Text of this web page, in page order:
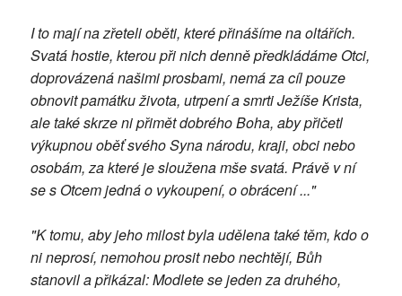
I to mají na zřeteli oběti, které přinášíme na oltářích.
Svatá hostie, kterou při nich denně předkládáme Otci,
doprovázená našimi prosbami, nemá za cíl pouze
obnovit památku života, utrpení a smrti Ježíše Krista,
ale také skrze ni přimět dobrého Boha, aby přičetl
výkupnou oběť svého Syna národu, kraji, obci nebo
osobám, za které je sloužena mše svatá. Právě v ní
se s Otcem jedná o vykoupení, o obrácení ..."
"K tomu, aby jeho milost byla udělena také těm, kdo o
ni neprosí, nemohou prosit nebo nechtějí, Bůh
stanovil a přikázal: Modlete se jeden za druhého,